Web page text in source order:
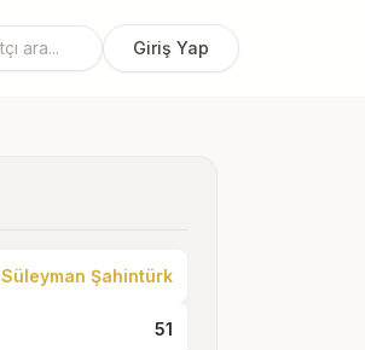
Giriş Yap
Süleyman Şahintürk
51